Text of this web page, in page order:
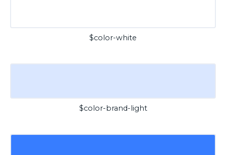
$color-white
$color-brand-light